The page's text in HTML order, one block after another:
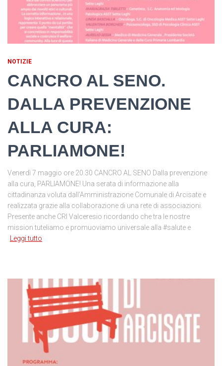
NOTIZIE
CANCRO AL SENO.
DALLA PREVENZIONE
ALLA CURA:
PARLIAMONE!
Venerdì 7 maggio ore 20.30 CANCRO AL SENO Dalla prevenzione
alla cura, PARLIAMONE! Una serata di informazione alla
cittadinanza voluta dall’Amministrazione Comunale di Arcisate e
realizzata grazie alla collaborazione di una rete di associazioni.
Presente anche CRI Valceresio ricordando che tra le nostre
mission tuteliamo e promuoviamo universale alla #salute e
Leggi tutto